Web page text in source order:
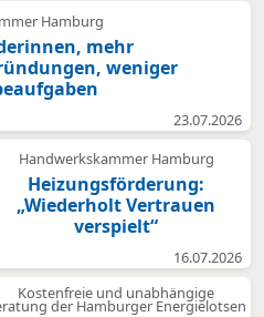
Hamburg
mehr
weniger
23.07.2026
Handwerkskammer Hamburg
Heizungsförderung:
„Wiederholt Vertrauen
verspielt“
16.07.2026
Kostenfreie und unabhängige
der Hamburger Energielotsen